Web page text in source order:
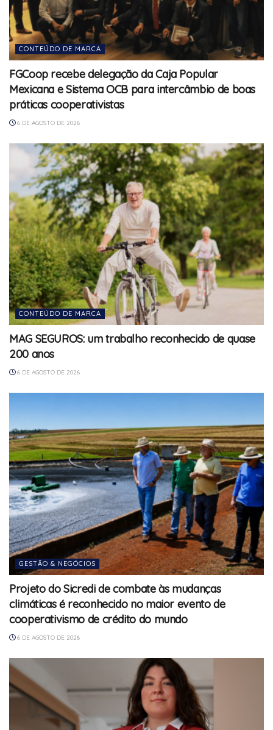
CONTEÚDO DE MARCA
FGCoop recebe delegação da Caja Popular
Mexicana e Sistema OCB para intercâmbio de boas
práticas cooperativistas
6 DE AGOSTO DE 2026
CONTEÚDO DE MARCA
MAG SEGUROS: um trabalho reconhecido de quase
200 anos
6 DE AGOSTO DE 2026
GESTÃO & NEGÓCIOS
Projeto do Sicredi de combate às mudanças
climáticas é reconhecido no maior evento de
cooperativismo de crédito do mundo
6 DE AGOSTO DE 2026